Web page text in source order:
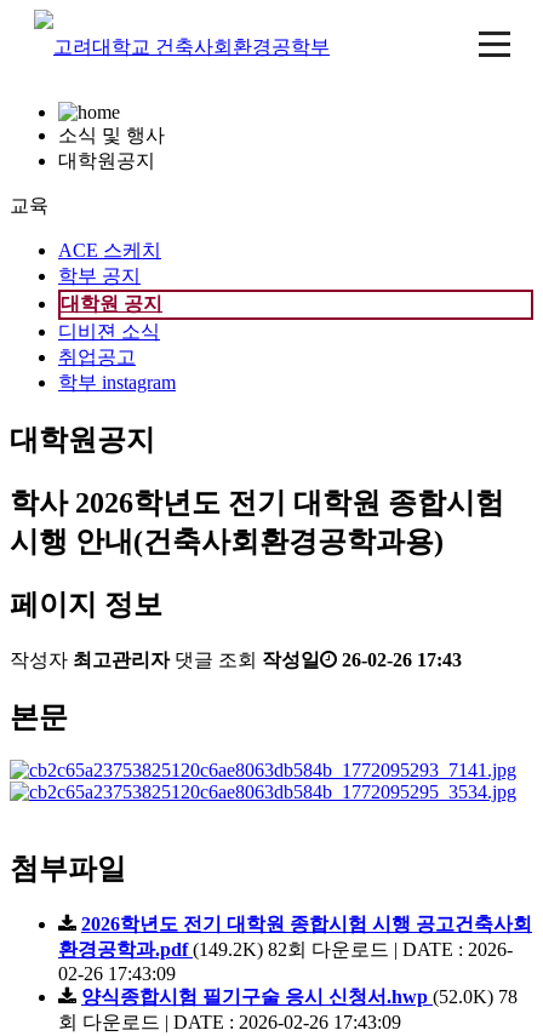
소식 및 행사
대학원공지
교육
ACE 스케치
학부 공지
대학원 공지
디비젼 소식
취업공고
학부 instagram
대학원공지
학사 2026학년도 전기 대학원 종합시험
시행 안내(건축사회환경공학과용)
페이지 정보
작성자 최고관리자 댓글 조회 작성일 26-02-26 17:43
본문
첨부파일
2026학년도 전기 대학원 종합시험 시행 공고건축사회
환경공학과.pdf (149.2K) 82회 다운로드 | DATE : 2026-
02-26 17:43:09
양식종합시험 필기구술 응시 신청서.hwp (52.0K) 78
회 다운로드 | DATE : 2026-02-26 17:43:09